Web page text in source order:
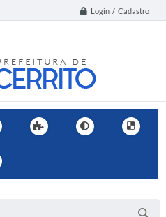
Login / Cadastro